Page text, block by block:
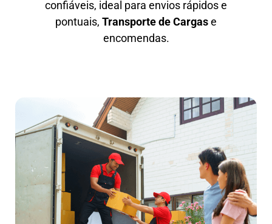
confiáveis, ideal para envios rápidos e
pontuais, Transporte de Cargase
encomendas.